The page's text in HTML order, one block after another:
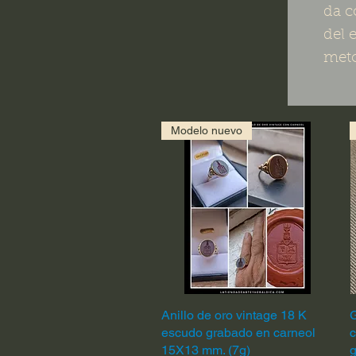
da
del
Quick View
Modelo nuevo
Anillo de oro vintage 18 K
escudo grabado en carneol
15X13 mm. (7g)